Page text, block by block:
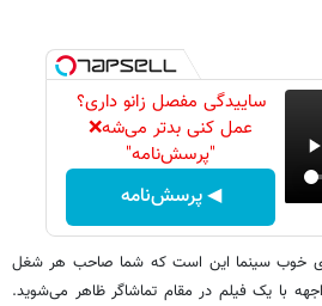
ساییدگی مفصل زانو داری؟
عمل کنی بدتر می‌شه❌
"پرسش‌نامه"
◀ پرسش‌نامه
خوب سینما این است که شما صاحب هر شغل
با یک فیلم در مقام تماشاگر ظاهر می‌شوید.